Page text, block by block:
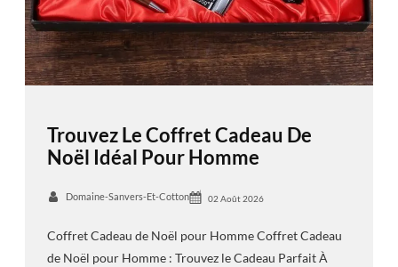
Trouvez Le Coffret Cadeau De
Noël Idéal Pour Homme
Domaine-Sanvers-Et-Cotton 02 Août 2026
Coffret Cadeau de Noël pour Homme Coffret Cadeau
de Noël pour Homme : Trouvez le Cadeau Parfait À